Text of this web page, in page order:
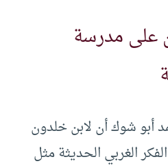
على مدرسة
أبو شوك أن لابن خلدون
الغربي الحديثة مثل